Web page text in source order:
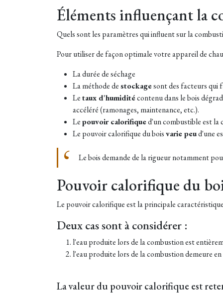
Éléments influençant la
Quels sont les paramètres qui influent sur la
Pour utiliser de façon optimale votre appareil de
La durée de séchage
La méthode destockagesont des facteurs qui
Letaux d'humiditécontenu dans le bois
accéléré (ramonages, maintenance, etc.).
Lepouvoir calorifiqued'un combustible est la
Le pouvoir calorifique du boisvarie peud'une
Le bois demande de la rigueur notamment
Pouvoir calorifique du
Le pouvoir calorifique est la principale
Deux cas sont à considérer :
l'eau produite lors de la combustion est
l'eau produite lors de la combustion demeure
La valeur du pouvoir calorifique est